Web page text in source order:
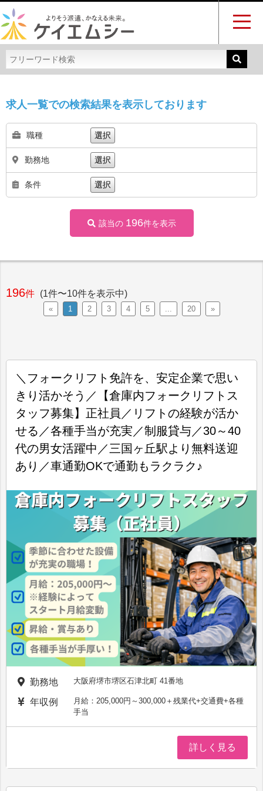
求人一覧での検索結果を表示しております
職種 選択
勤務地 選択
条件 選択
該当の 196件を表示
196件 (1件〜10件を表示中)
« 1 2 3 4 5 ... 20 »
＼フォークリフト免許を、安定企業で思い
きり活かそう／【倉庫内フォークリフトス
タッフ募集】正社員／リフトの経験が活か
せる／各種手当が充実／制服貸与／30～40
代の男女活躍中／三国ヶ丘駅より無料送迎
あり／車通勤OKで通勤もラクラク♪
勤務地 大阪府堺市堺区石津北町 41番地
年収例
月給：205,000円～300,000＋残業代+交通費+各種
手当
詳しく見る